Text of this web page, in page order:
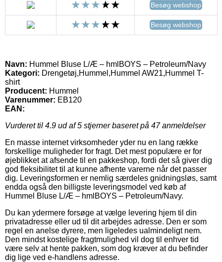
Besøg webshop
Besøg webshop
Navn: Hummel Bluse L/Æ – hmlBOYS – Petroleum/Navy
Kategori: Drengetøj,Hummel,Hummel AW21,Hummel T-
shirt
Producent: Hummel
Varenummer: EB120
EAN:
Vurderet til 4.9 ud af 5 stjerner baseret på 47anmeldelser
En masse internet virksomheder yder nu en lang række
forskellige muligheder for fragt. Det mest populære er for
øjeblikket at afsende til en pakkeshop, fordi det så giver dig
god fleksibilitet til at kunne afhente varerne når det passer
dig. Leveringsformen er nemlig særdeles gnidningsløs, samt
endda også den billigste leveringsmodel ved køb af
Hummel Bluse L/Æ – hmlBOYS – Petroleum/Navy.
Du kan ydermere forsøge at vælge levering hjem til din
privatadresse eller ud til dit arbejdes adresse. Den er som
regel en anelse dyrere, men ligeledes ualmindeligt nem.
Den mindst kostelige fragtmulighed vil dog til enhver tid
være selv at hente pakken, som dog kræver at du befinder
dig lige ved e-handlens adresse.